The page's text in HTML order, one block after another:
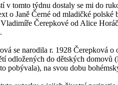
v tomto týdnu dostaly se mi do
o Janě Černé od mladičké
Čerepkové od Alice
se narodila r. 1928 Čerepková o
odložených do dětských domovů
pobývala), na svou dobu